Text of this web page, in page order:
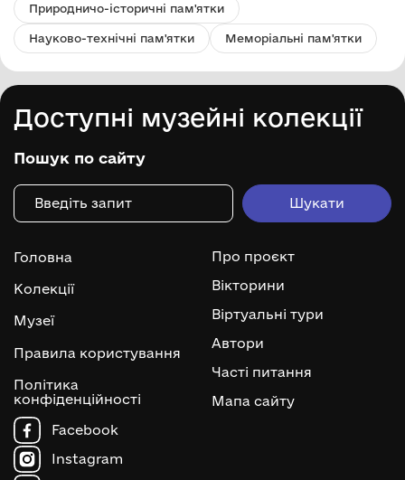
Природничо-історичні пам'ятки
Науково-технічні пам'ятки Меморіальні пам'ятки
Доступні музейні колекції
Пошук по сайту
Головна
Колекції
Музеї
Правила користування
Політика
конфіденційності
Про проєкт
Вікторини
Віртуальні тури
Автори
Часті питання
Мапа сайту
Facebook
Instagram